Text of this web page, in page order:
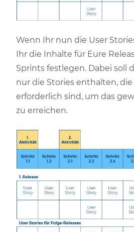
Wenn Ihr nun die User
Ihr die Inhalte für Eure
Sprints festlegen. Dabei soll
nur die Stories enthalten,
erforderlich sind, um das
zu erreichen.